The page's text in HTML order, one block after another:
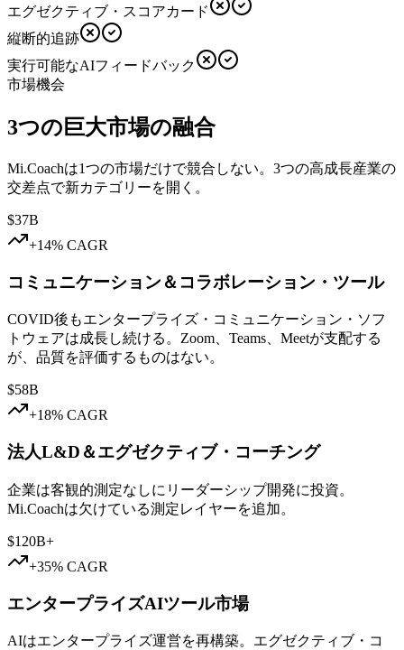
エグゼクティブ・スコアカード
縦断的追跡
実行可能なAIフィードバック
市場機会
3つの巨大市場の融合
Mi.Coachは1つの市場だけで競合しない。3つの高成長産業の
交差点で新カテゴリーを開く。
$37B
+14% CAGR
コミュニケーション＆コラボレーション・ツール
COVID後もエンタープライズ・コミュニケーション・ソフ
トウェアは成長し続ける。Zoom、Teams、Meetが支配する
が、品質を評価するものはない。
$58B
+18% CAGR
法人L&D＆エグゼクティブ・コーチング
企業は客観的測定なしにリーダーシップ開発に投資。
Mi.Coachは欠けている測定レイヤーを追加。
$120B+
+35% CAGR
エンタープライズAIツール市場
AIはエンタープライズ運営を再構築。エグゼクティブ・コ